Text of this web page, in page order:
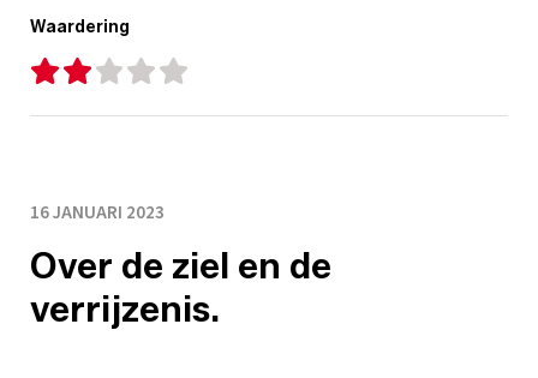
Waardering
16 JANUARI 2023
Over de ziel en de
verrijzenis.